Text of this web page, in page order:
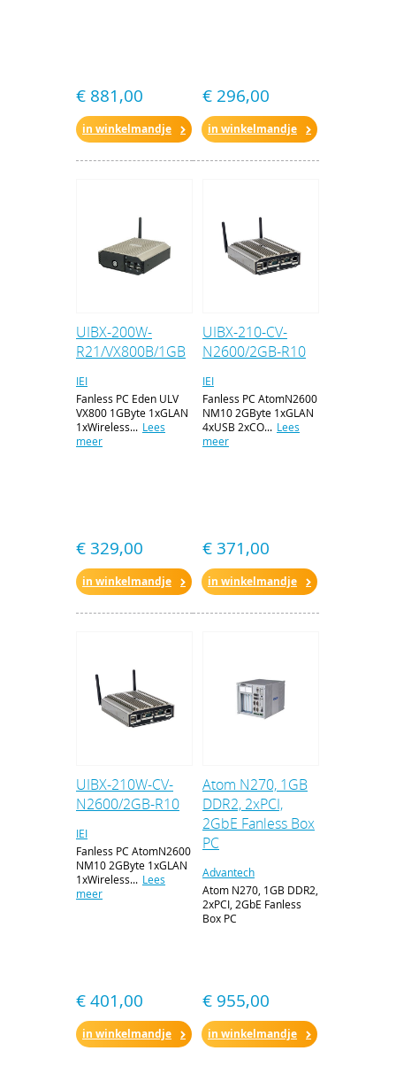
€ 881,00
in winkelmandje
€ 296,00
in winkelmandje
UIBX-200W-
R21/VX800B/1GB
IEI
Fanless PC Eden ULV
VX800 1GByte 1xGLAN
1xWireless... Lees
meer
€ 329,00
in winkelmandje
UIBX-210-CV-
N2600/2GB-R10
IEI
Fanless PC AtomN2600
NM10 2GByte 1xGLAN
4xUSB 2xCO... Lees
meer
€ 371,00
in winkelmandje
UIBX-210W-CV-
N2600/2GB-R10
IEI
Fanless PC AtomN2600
NM10 2GByte 1xGLAN
1xWireless... Lees
meer
€ 401,00
in winkelmandje
Atom N270, 1GB
DDR2, 2xPCI,
2GbE Fanless Box
PC
Advantech
Atom N270, 1GB DDR2,
2xPCI, 2GbE Fanless
Box PC
€ 955,00
in winkelmandje